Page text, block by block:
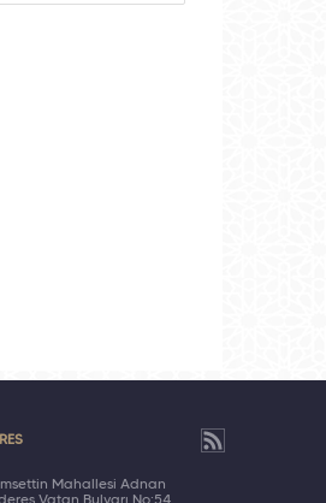
Mahallesi Adnan
Vatan Bulvarı No:54